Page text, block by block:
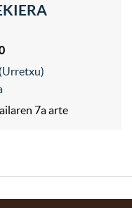
7a arte